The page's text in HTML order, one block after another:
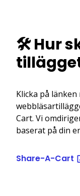
🛠️ Hur
Klicka på
Cart. Vi
baserat på din
Share-A-Cart